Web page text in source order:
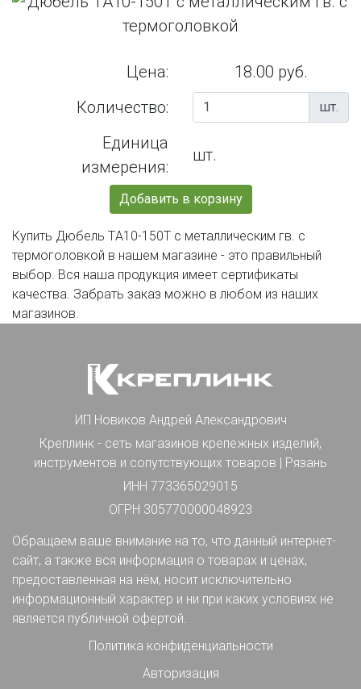
Цена:
18.00 руб.
Количество:
шт.
Единица
измерения:
шт.
Добавить в корзину
Купить Дюбель TА10-150Т с металлическим гв. с
термоголовкой в нашем магазине - это правильный
выбор. Вся наша продукция имеет сертификаты
качества. Забрать заказ можно в любом из наших
магазинов.
ИП Новиков Андрей Александрович
Креплинк - сеть магазинов крепежных изделий,
инструментов и сопутствующих товаров | Рязань
ИНН 773365029015
ОГРН 305770000048923
Обращаем ваше внимание на то, что данный интернет-
сайт, а также вся информация о товарах и ценах,
предоставленная на нём, носит исключительно
информационный характер и ни при каких условиях не
является публичной офертой.
Политика конфиденциальности
Авторизация